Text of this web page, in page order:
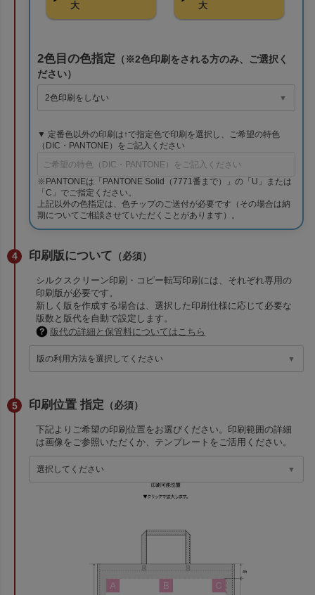
大
大
2色目の色指定 （※2色印刷をされる方のみ、ご選択く
ださい）
▼ 定番色以外の印刷は↑で指定色で印刷を選択し、ご希望の特色
（DIC・PANTONE）をご記入ください
※PANTONEは「PANTONE Solid（7771番まで）」の「U」または
「C」でご指定ください。
上記以外の色指定は、色チップのご送付が必要です（その場合は納
期についてご相談させていただくことがあります）。
印刷版について （必須）
シルクスクリーン印刷・コピー転写印刷には、それぞれ専用の
印刷版が必要です。
新しく版を作成する場合は、選択した印刷仕様に応じて必要な
版数と版代を自動で設定します。
版代の詳細と保管料についてはこちら
印刷位置 指定 （必須）
下記よりご希望の印刷位置をお選びください。印刷範囲の詳細
は画像をご参照いただくか、テンプレートをご活用ください。